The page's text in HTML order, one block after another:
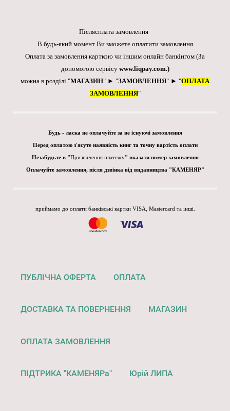
Післясплата замовлення
В будь-який момент Ви зможете оплатити замовлення
Оплата за замовлення карткою чи іншим онлайн банкінгом (За
допомогою сервісу www.liqpay.com.)
можна в розділі "МАГАЗИН" ► "ЗАМОВЛЕННЯ" ► "ОПЛАТА
ЗАМОВЛЕННЯ"
Будь - ласка не оплачуйте за не існуючі замовлення
Перед оплатою з'ясуте наявність книг та точну вартість оплати
Незабудьте в "Призначення платежу" вказати номер замовлення
Оплачуйте замовлення, після дзвінка від видавництва "КАМЕНЯР"
приймамо до оплати банківські картки VISA, Mastercard та інші.
ПУБЛІЧНА ОФЕРТА ОПЛАТА
ДОСТАВКА ТА ПОВЕРНЕННЯ МАГАЗИН
ОПЛАТА ЗАМОВЛЕННЯ
ПІДТРИКА "КАМЕНЯРа" Юрій ЛИПА